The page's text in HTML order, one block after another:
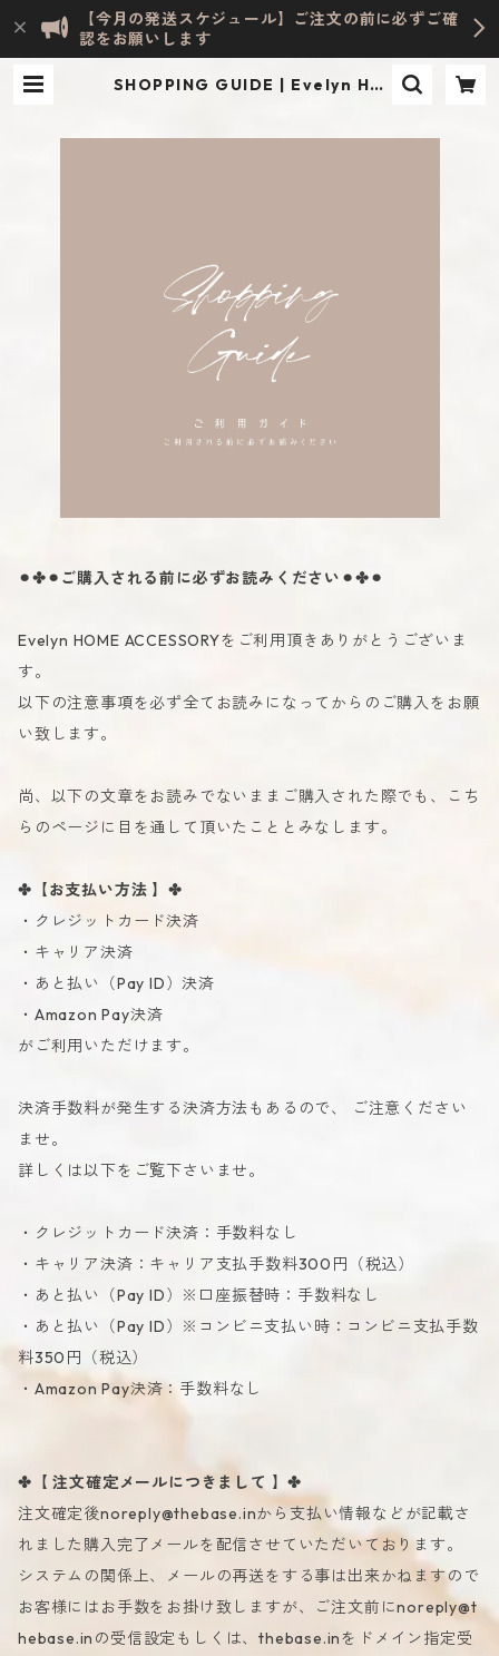
【今月の発送スケジュール】ご注文の前に必ずご確
認をお願いします
SHOPPING GUIDE | Evelyn HO
⚫︎✤⚫︎ご購入される前に必ずお読みください⚫︎✤⚫︎
Evelyn HOME ACCESSORYをご利用頂きありがとうございま
す。
以下の注意事項を必ず全てお読みになってからのご購入をお願
い致します。
尚、以下の文章をお読みでないままご購入された際でも、こち
らのページに目を通して頂いたこととみなします。
✤【お支払い方法 】✤
・クレジットカード決済
・キャリア決済
・あと払い（Pay ID）決済
・Amazon Pay決済
がご利用いただけます。
決済手数料が発生する決済方法もあるので、 ご注意ください
ませ。
詳しくは以下をご覧下さいませ。
・クレジットカード決済：手数料なし
・キャリア決済：キャリア支払手数料300円（税込）
・あと払い（Pay ID）※口座振替時：手数料なし
・あと払い（Pay ID）※コンビニ支払い時：コンビニ支払手数
料350円（税込）
・Amazon Pay決済：手数料なし
✤【 注文確定メールにつきまして 】✤
注文確定後noreply@thebase.inから支払い情報などが記載さ
れました購入完了メールを配信させていただいております。
システムの関係上、メールの再送をする事は出来かねますので
お客様にはお手数をお掛け致しますが、ご注文前にnoreply@t
hebase.in の受信設定もしくは、thebase.inをドメイン指定受